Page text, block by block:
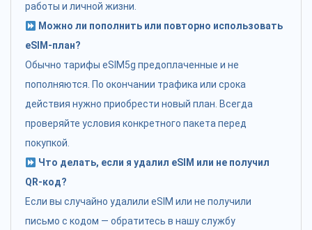
работы и личной жизни.
Можно ли пополнить или повторно использовать
eSIM-план?
Обычно тарифы eSIM5g предоплаченные и не
пополняются. По окончании трафика или срока
действия нужно приобрести новый план. Всегда
проверяйте условия конкретного пакета перед
покупкой.
Что делать, если я удалил eSIM или не получил
QR-код?
Если вы случайно удалили eSIM или не получили
письмо с кодом — обратитесь в нашу службу